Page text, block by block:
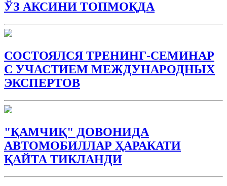
ЎЗ АКСИНИ ТОПМОҚДА
СОСТОЯЛСЯ ТРЕНИНГ-СЕМИНАР
С УЧАСТИЕМ МЕЖДУНАРОДНЫХ
ЭКСПЕРТОВ
"ҚАМЧИҚ" ДОВОНИДА
АВТОМОБИЛЛАР ҲАРАКАТИ
ҚАЙТА ТИКЛАНДИ